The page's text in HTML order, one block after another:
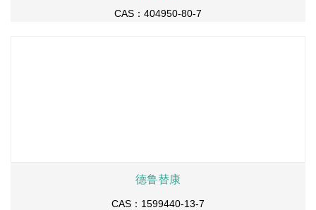
CAS：404950-80-7
德鲁替康
CAS：1599440-13-7